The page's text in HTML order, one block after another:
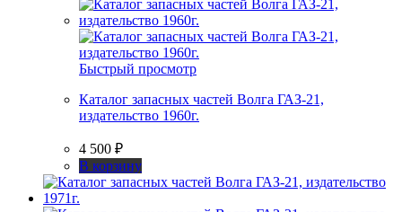
Быстрый просмотр
Каталог запасных частей Волга ГАЗ-21,
издательство 1960г.
4 500 ₽
В корзину